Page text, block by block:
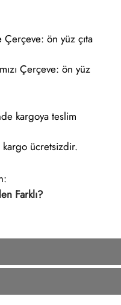
ön yüz çıta
Çerçeve: ön yüz
kargoya teslim
ücretsizdir.
Farklı?